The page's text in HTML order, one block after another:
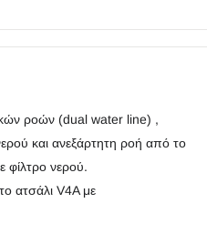
ροών (dual water line) ,
και ανεξάρτητη ροή από το
φίλτρο νερού.
ατσάλι V4A με